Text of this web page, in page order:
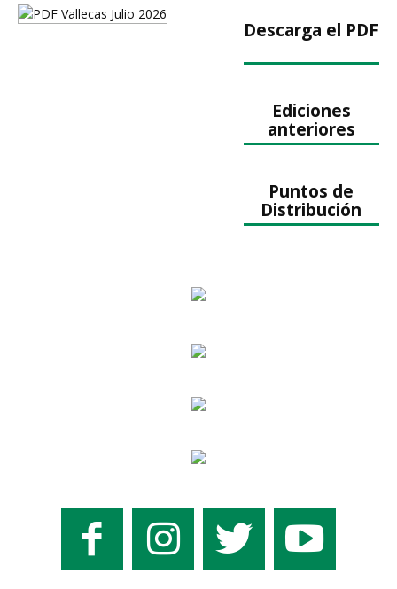
Descarga el PDF
Ediciones
anteriores
Puntos de
Distribución